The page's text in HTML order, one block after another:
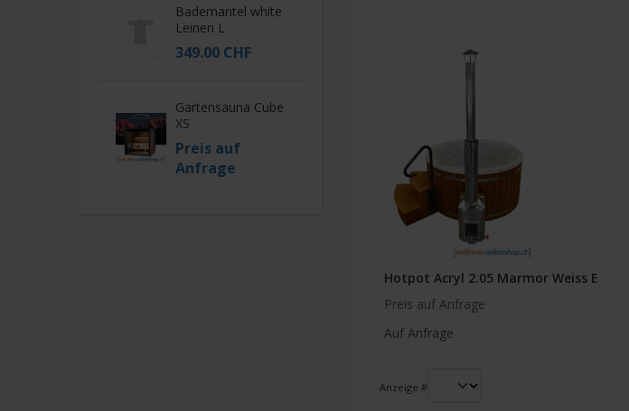
Bademantel white
Leinen L
349.00 CHF
Gartensauna Cube
XS
Preis auf
Anfrage
Hotpot Acryl 2.05 Marmor Weiss E
Preis auf Anfrage
Auf Anfrage
Anzeige #